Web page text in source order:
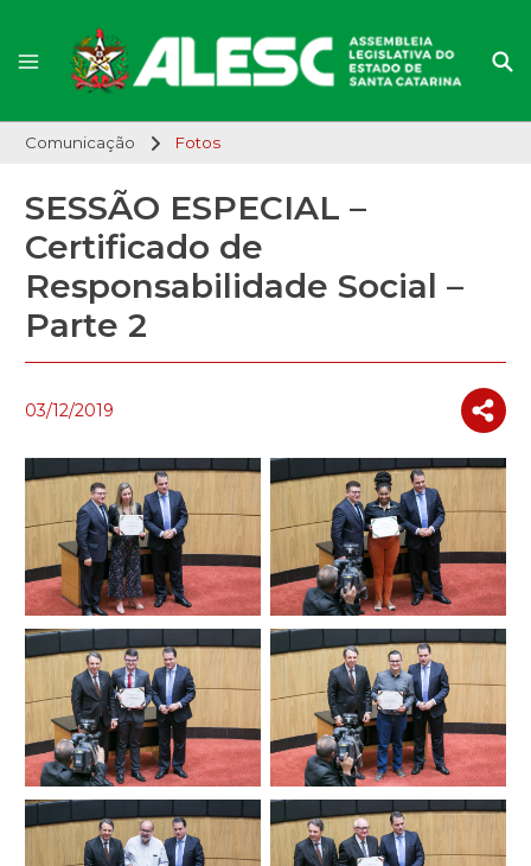
Comunicação Fotos
SESSÃO ESPECIAL –
Certificado de
Responsabilidade Social –
Parte 2
03/12/2019